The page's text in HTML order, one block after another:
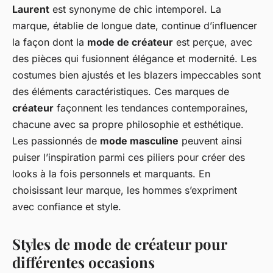
Laurent est synonyme de chic intemporel. La
marque, établie de longue date, continue d’influencer
la façon dont la mode de créateur est perçue, avec
des pièces qui fusionnent élégance et modernité. Les
costumes bien ajustés et les blazers impeccables sont
des éléments caractéristiques. Ces marques de
créateur façonnent les tendances contemporaines,
chacune avec sa propre philosophie et esthétique.
Les passionnés de mode masculine peuvent ainsi
puiser l’inspiration parmi ces piliers pour créer des
looks à la fois personnels et marquants. En
choisissant leur marque, les hommes s’expriment
avec confiance et style.
Styles de mode de créateur pour
différentes occasions